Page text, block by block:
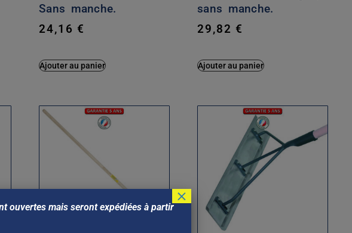
Sans manche.
24,16 €
Ajouter au panier
sans manche.
29,82 €
Ajouter au panier
ouvertes mais seront expédiées à partir
×